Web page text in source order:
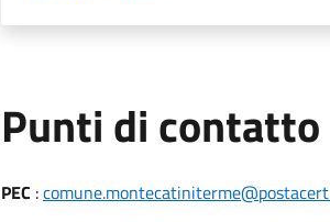
Punti di contatto
PEC :